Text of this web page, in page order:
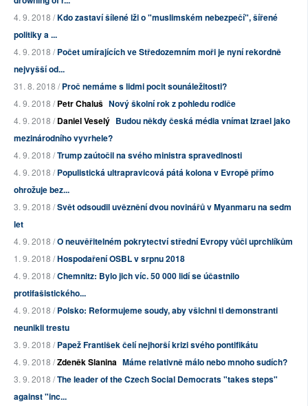
4. 9. 2018 /Kdo zastaví šílené lži o "muslimském nebezpečí", šířené
politiky a ...
4. 9. 2018 /Počet umírajících ve Středozemním moři je nyní rekordně
nejvyšší od...
31. 8. 2018 /Proč nemáme s lidmi pocit sounáležitosti?
4. 9. 2018 /Petr Chaluš Nový školní rok z pohledu rodiče
4. 9. 2018 /Daniel Veselý Budou někdy česká média vnímat Izrael jako
mezinárodního vyvrhele?
4. 9. 2018 /Trump zaútočil na svého ministra spravedlnosti
4. 9. 2018 /Populistická ultrapravicová pátá kolona v Evropě přímo
ohrožuje bez...
3. 9. 2018 /Svět odsoudil uvěznění dvou novinářů v Myanmaru na sedm
let
4. 9. 2018 /O neuvěřitelném pokrytectví střední Evropy vůči uprchlíkům
1. 9. 2018 /Hospodaření OSBL v srpnu 2018
4. 9. 2018 /Chemnitz: Bylo jich víc. 50 000 lidí se účastnilo
protifašistického...
4. 9. 2018 /Polsko: Reformujeme soudy, aby všichni ti demonstranti
neunikli trestu
3. 9. 2018 /Papež František čelí nejhorší krizi svého pontifikátu
4. 9. 2018 /Zdeněk Slanina Máme relativně málo nebo mnoho sudích?
3. 9. 2018 /The leader of the Czech Social Democrats "takes steps"
against "inc...